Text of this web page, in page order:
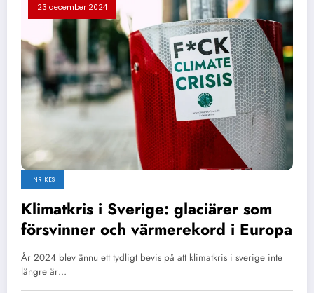
23 december 2024
INRIKES
Klimatkris i Sverige: glaciärer som
försvinner och värmerekord i Europa
År 2024 blev ännu ett tydligt bevis på att klimatkris i sverige inte
längre är…